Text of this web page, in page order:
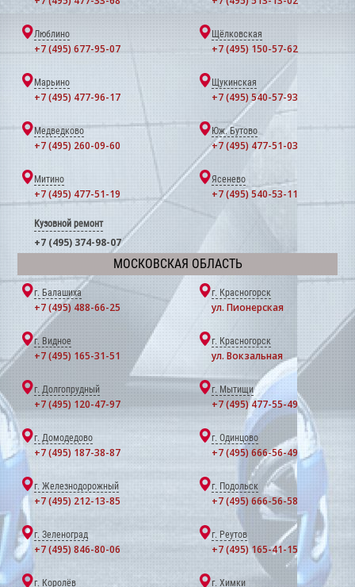
Люблино
+7 (495) 677-95-07
Щёлковская
+7 (495) 150-57-62
Марьино
+7 (495) 477-96-17
Щукинская
+7 (495) 540-57-93
Медведково
+7 (495) 260-09-60
Юж. Бутово
+7 (495) 477-51-03
Митино
+7 (495) 477-51-19
Ясенево
+7 (495) 540-53-11
Кузовной ремонт
+7 (495) 374-98-07
МОСКОВСКАЯ ОБЛАСТЬ
г. Балашиха
+7 (495) 488-66-25
г. Красногорск
ул. Пионерская
г. Видное
+7 (495) 165-31-51
г. Красногорск
ул. Вокзальная
г. Долгопрудный
+7 (495) 120-47-97
г. Мытищи
+7 (495) 477-55-49
г. Домодедово
+7 (495) 187-38-87
г. Одинцово
+7 (495) 666-56-49
г. Железнодорожный
+7 (495) 212-13-85
г. Подольск
+7 (495) 666-56-58
г. Зеленоград
+7 (495) 846-80-06
г. Реутов
+7 (495) 165-41-15
г. Королёв г. Химки